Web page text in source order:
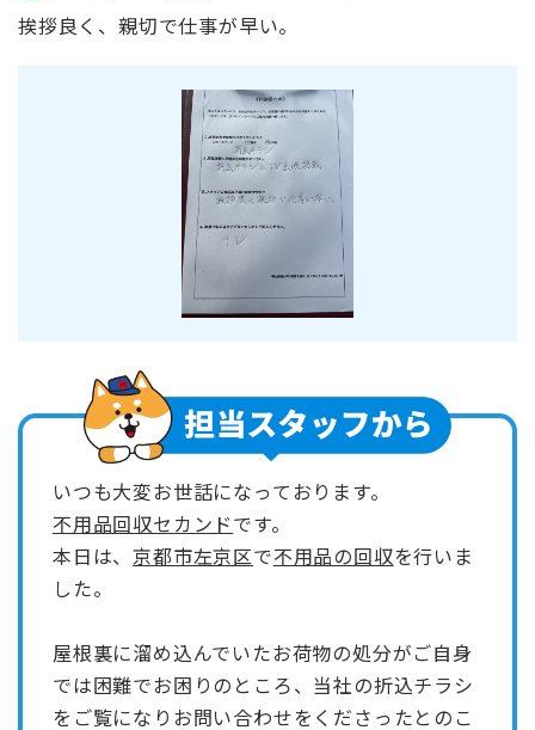
挨拶良く、親切で仕事が早い。
いつも大変お世話になっております。
不用品回収セカンドです。
本日は、京都市左京区で不用品の回収を行いま
した。
屋根裏に溜め込んでいたお荷物の処分がご自身
では困難でお困りのところ、当社の折込チラシ
をご覧になりお問い合わせをくださったとのこ